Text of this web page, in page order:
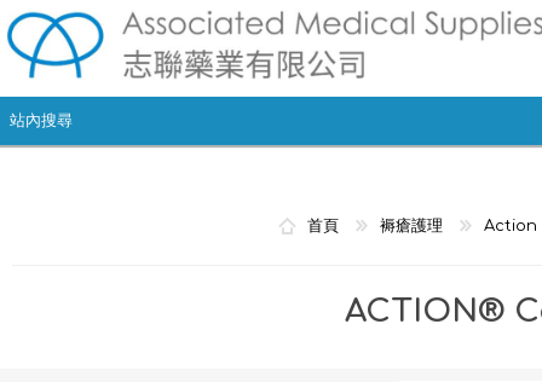
首頁 褥瘡護理 Action
ACTION®